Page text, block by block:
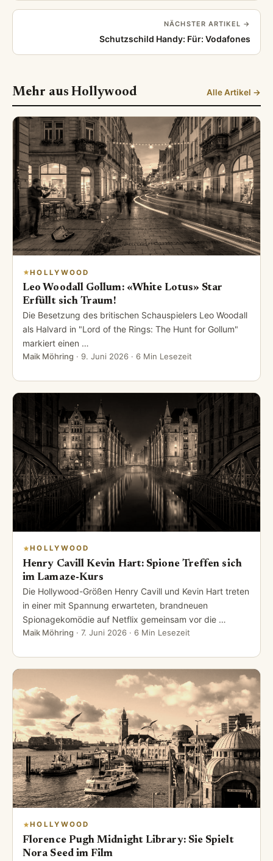
NÄCHSTER ARTIKEL →
Schutzschild Handy: Für: Vodafones
Mehr aus Hollywood Alle Artikel →
HOLLYWOOD
Leo Woodall Gollum: «White Lotus» Star
Erfüllt sich Traum!
Die Besetzung des britischen Schauspielers Leo Woodall
als Halvard in "Lord of the Rings: The Hunt for Gollum"
markiert einen …
Maik Möhring · 9. Juni 2026 · 6 Min Lesezeit
HOLLYWOOD
Henry Cavill Kevin Hart: Spione Treffen sich
im Lamaze-Kurs
Die Hollywood-Größen Henry Cavill und Kevin Hart treten
in einer mit Spannung erwarteten, brandneuen
Spionagekomödie auf Netflix gemeinsam vor die …
Maik Möhring · 7. Juni 2026 · 6 Min Lesezeit
HOLLYWOOD
Florence Pugh Midnight Library: Sie Spielt
Nora Seed im Film